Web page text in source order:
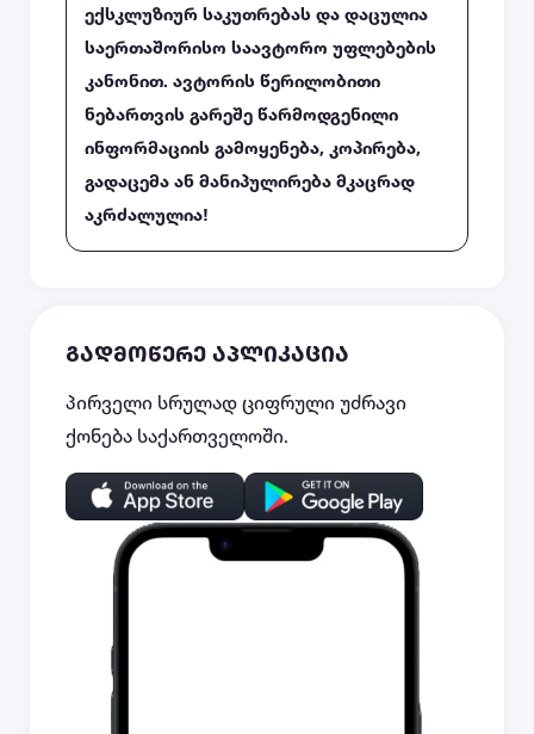
ექსკლუზიურ საკუთრებას და დაცულია
საერთაშორისო საავტორო უფლებების
კანონით. ავტორის წერილობითი
ნებართვის გარეშე წარმოდგენილი
ინფორმაციის გამოყენება, კოპირება,
გადაცემა ან მანიპულირება მკაცრად
აკრძალულია!
გადმოწერე აპლიკაცია
პირველი სრულად ციფრული უძრავი
ქონება საქართველოში.